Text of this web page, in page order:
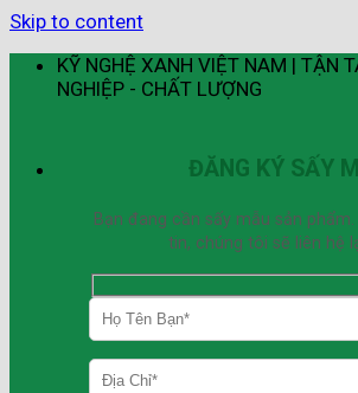
Skip to content
KỸ NGHỆ XANH VIỆT NAM | TẬN
NGHIỆP - CHẤT LƯỢNG
ĐĂNG KÝ SẤY
Bạn đang cần sấy mẫu sản
tin, chúng tôi sẽ liên hệ